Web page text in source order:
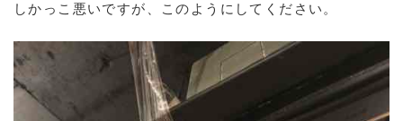
しかっこ悪いですが、このようにしてください。